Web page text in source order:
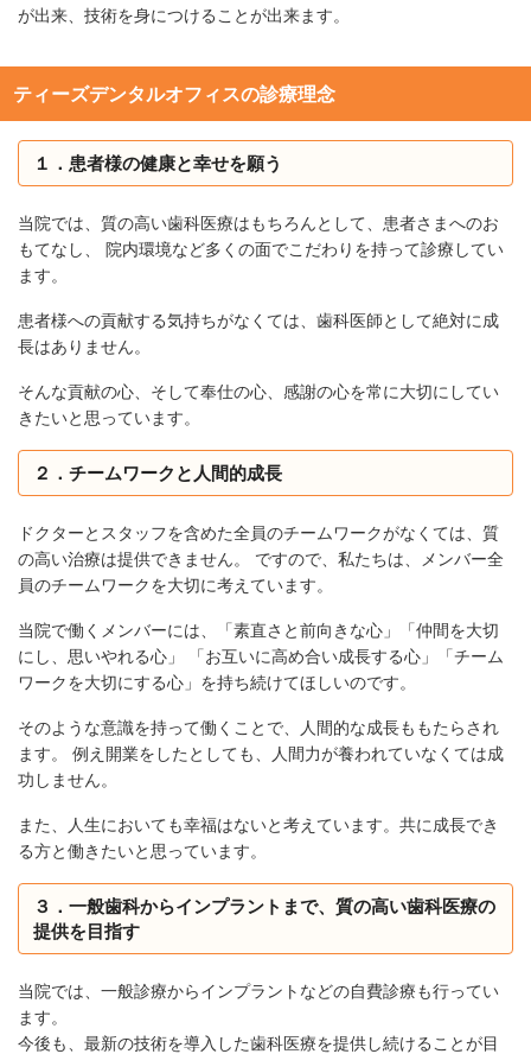
が出来、技術を身につけることが出来ます。
ティーズデンタルオフィスの診療理念
１．患者様の健康と幸せを願う
当院では、質の高い歯科医療はもちろんとして、患者さまへのお
もてなし、 院内環境など多くの面でこだわりを持って診療してい
ます。
患者様への貢献する気持ちがなくては、歯科医師として絶対に成
長はありません。
そんな貢献の心、そして奉仕の心、感謝の心を常に大切にしてい
きたいと思っています。
２．チームワークと人間的成長
ドクターとスタッフを含めた全員のチームワークがなくては、質
の高い治療は提供できません。 ですので、私たちは、メンバー全
員のチームワークを大切に考えています。
当院で働くメンバーには、「素直さと前向きな心」「仲間を大切
にし、思いやれる心」 「お互いに高め合い成長する心」「チーム
ワークを大切にする心」を持ち続けてほしいのです。
そのような意識を持って働くことで、人間的な成長ももたらされ
ます。 例え開業をしたとしても、人間力が養われていなくては成
功しません。
また、人生においても幸福はないと考えています。共に成長でき
る方と働きたいと思っています。
３．一般歯科からインプラントまで、質の高い歯科医療の
提供を目指す
当院では、一般診療からインプラントなどの自費診療も行ってい
ます。
今後も、最新の技術を導入した歯科医療を提供し続けることが目